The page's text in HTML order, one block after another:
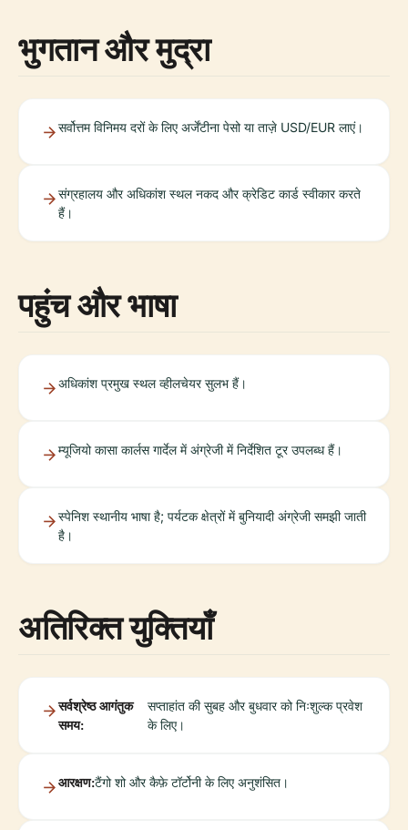
भुगतान और मुद्रा
सर्वोत्तम विनिमय दरों के लिए अर्जेंटीना पेसो या ताज़े USD/EUR लाएं।
संग्रहालय और अधिकांश स्थल नकद और क्रेडिट कार्ड स्वीकार करते
हैं।
पहुंच और भाषा
अधिकांश प्रमुख स्थल व्हीलचेयर सुलभ हैं।
म्यूजियो कासा कार्लस गार्देल में अंग्रेजी में निर्देशित टूर उपलब्ध हैं।
स्पेनिश स्थानीय भाषा है; पर्यटक क्षेत्रों में बुनियादी अंग्रेजी समझी जाती
है।
अतिरिक्त युक्तियाँ
सर्वश्रेष्ठ आगंतुक
समय:
सप्ताहांत की सुबह और बुधवार को निःशुल्क प्रवेश
के लिए।
आरक्षण:टैंगो शो और कैफ़े टॉर्टोनी के लिए अनुशंसित।